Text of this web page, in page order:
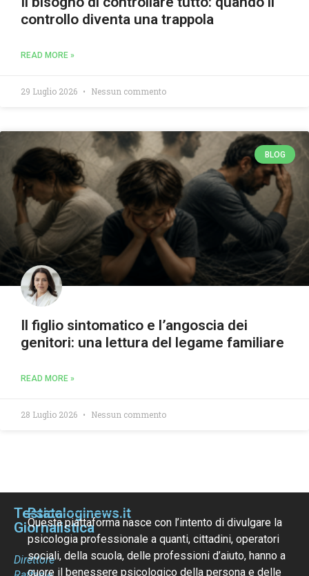
controllo diventa una trappola
READ MORE »
29 Luglio 2026 Nessun commento
BLOG
Il figlio sintomatico e l’angoscia dei
genitori: una lettura del legame familiare
READ MORE »
28 Luglio 2026 Nessun commento
Testata
Giornalistica
Direttore
Psicologinews.it
Questa piattaforma nasce con l’intento di divulgare la
psicologia professionale a quanti, cittadini, operatori
sociali, della scuola, delle professioni d’aiuto, hanno a
cuore il benessere psicologico della persona e delle